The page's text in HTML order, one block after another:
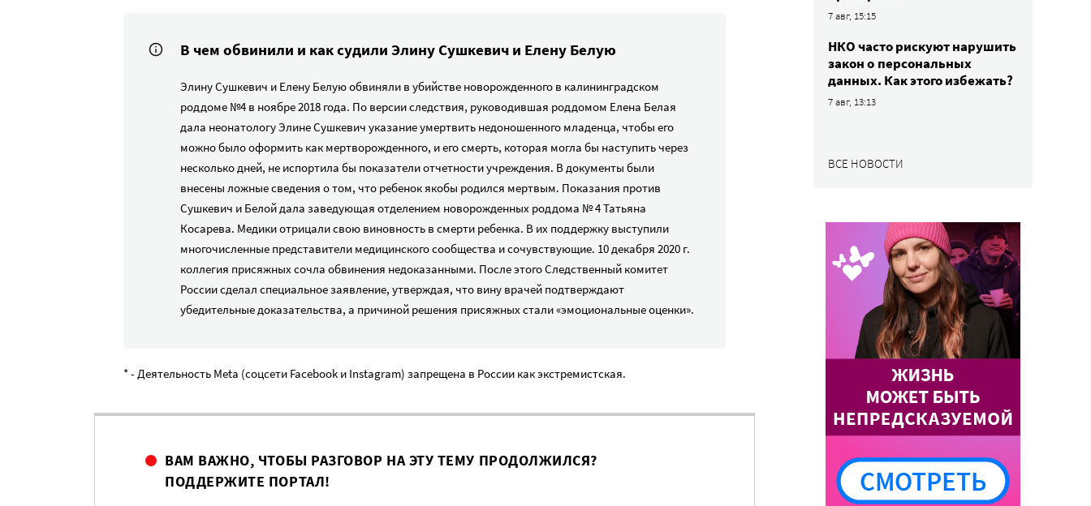
В чем обвинили и как судили Элину Сушкевич и Елену Белую
Элину Сушкевич и Елену Белую обвиняли в убийстве новорожденного в калининградском
роддоме №4 в ноябре 2018 года. По версии следствия, руководившая роддомом Елена Белая
дала неонатологу Элине Сушкевич указание умертвить недоношенного младенца, чтобы его
можно было оформить как мертворожденного, и его смерть, которая могла бы наступить через
несколько дней, не испортила бы показатели отчетности учреждения. В документы были
внесены ложные сведения о том, что ребенок якобы родился мертвым. Показания против
Сушкевич и Белой дала заведующая отделением новорожденных роддома № 4 Татьяна
Косарева. Медики отрицали свою виновность в смерти ребенка. В их поддержку выступили
многочисленные представители медицинского сообщества и сочувствующие. 10 декабря 2020 г.
коллегия присяжных сочла обвинения недоказанными. После этого Следственный комитет
России сделал специальное заявление, утверждая, что вину врачей подтверждают
убедительные доказательства, а причиной решения присяжных стали «эмоциональные оценки».
* - Деятельность Meta (соцсети Facebook и Instagram) запрещена в России как экстремистская.
ВАМ ВАЖНО, ЧТОБЫ РАЗГОВОР НА ЭТУ ТЕМУ ПРОДОЛЖИЛСЯ?
ПОДДЕРЖИТЕ ПОРТАЛ!
7 авг, 15:15
НКО часто рискуют нарушить
закон о персональных
данных. Как этого избежать?
7 авг, 13:13
ВСЕ НОВОСТИ